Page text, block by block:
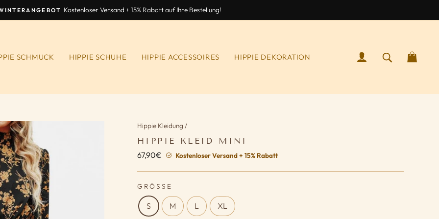
Kostenloser Versand + 15% Rabatt auf Ihre Bestellung!
SCHMUCK HIPPIE SCHUHE HIPPIE ACCESSOIRES HIPPIE DEKORATION ANMELDENSUCHEN
Hippie Kleidung /
HIPPIE KLEID MINI
67,90€ Normaler
Kostenloser Versand + 15% Rabatt
GRÖSSE
S M L XL